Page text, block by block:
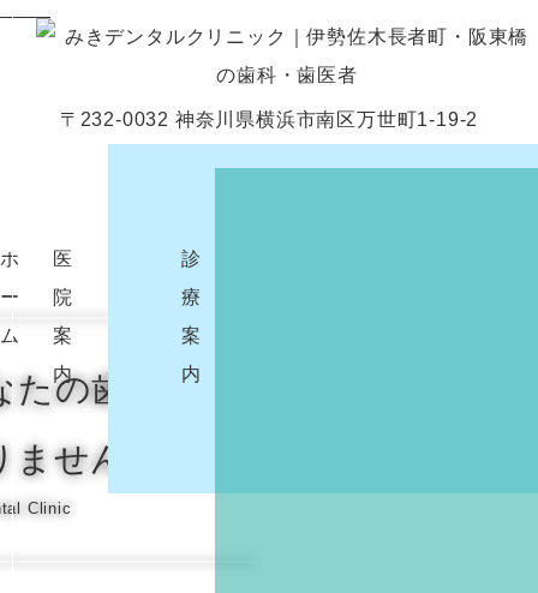
〒232-0032 神奈川県横浜市南区万世町1-19-2
ホ
ー
ム
医
院
案
内
診
療
案
内
の歯を
せんか
Clinic